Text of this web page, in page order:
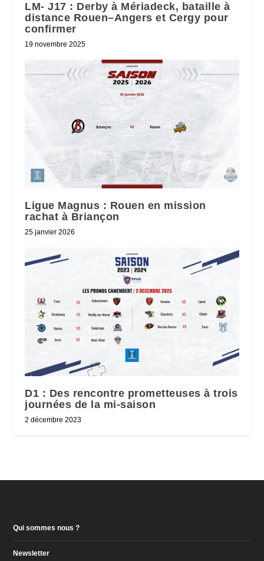
LM- J17 : Derby à Mériadeck, bataille à
distance Rouen–Angers et Cergy pour
confirmer
19 novembre 2025
Ligue Magnus : Rouen en mission
rachat à Briançon
25 janvier 2026
D1 : Des rencontre prometteuses à trois
journées de la mi-saison
2 décembre 2023
Qui sommes nous ?
Newsletter